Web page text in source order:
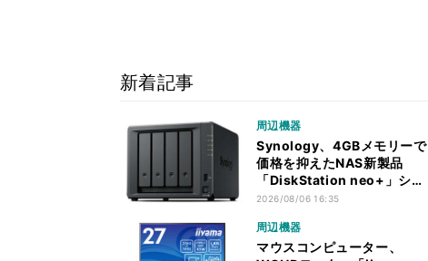
新着記事
周辺機器
Synology、4GBメモリーで
価格を抑えたNAS新製品
「DiskStation neo+」シリ
ーズ
2026/08/06 16:35
周辺機器
マウスコンピューター、